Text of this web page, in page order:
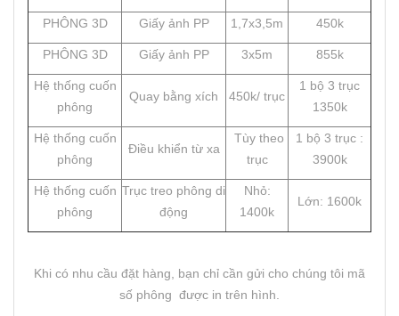
PHÔNG 3D Giấy ảnh PP 1,7x3,5m 450k
PHÔNG 3D Giấy ảnh PP 3x5m 855k
Hệ thống cuốn
phông
Quay bằng xích 450k/ trục
1 bộ 3 trục
1350k
Hệ thống cuốn
phông
Điều khiển từ xa
Tùy theo
trục
1 bộ 3 trục :
3900k
Hệ thống cuốn
phông
Trục treo phông di
động
Nhỏ:
1400k
Lớn: 1600k
Khi có nhu cầu đặt hàng, bạn chỉ cần gửi cho chúng tôi mã
số phông được in trên hình.